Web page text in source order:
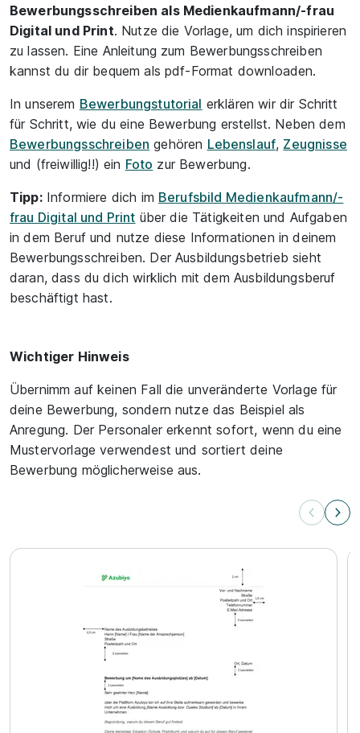
Bewerbungsschreiben als Medienkaufmann/-frau
Digital und Print. Nutze die Vorlage, um dich inspirieren
zu lassen. Eine Anleitung zum Bewerbungsschreiben
kannst du dir bequem als pdf-Format downloaden.
In unserem Bewerbungstutorial erklären wir dir Schritt
für Schritt, wie du eine Bewerbung erstellst. Neben dem
Bewerbungsschreiben gehören Lebenslauf, Zeugnisse
und (freiwillig!!) ein Foto zur Bewerbung.
Tipp:Informiere dich im Berufsbild Medienkaufmann/-
frau Digital und Print über die Tätigkeiten und Aufgaben
in dem Beruf und nutze diese Informationen in deinem
Bewerbungsschreiben. Der Ausbildungsbetrieb sieht
daran, dass du dich wirklich mit dem Ausbildungsberuf
beschäftigt hast.
Wichtiger Hinweis
Übernimm auf keinen Fall die unveränderte Vorlage für
deine Bewerbung, sondern nutze das Beispiel als
Anregung. Der Personaler erkennt sofort, wenn du eine
Mustervorlage verwendest und sortiert deine
Bewerbung möglicherweise aus.